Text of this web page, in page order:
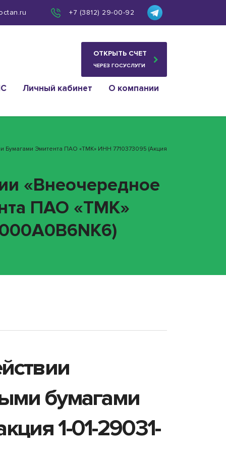
+7 (3812) 29-00-92
ОТКРЫТЬ СЧЕТ
ЧЕРЕЗ ГОСУСЛУГИ
Личный кабинет О компании
Эмитента ПАО «ТМК» ИНН 7710373095 (акция
«Внеочередное
ПАО «ТМК»
бумагами
1-01-29031-